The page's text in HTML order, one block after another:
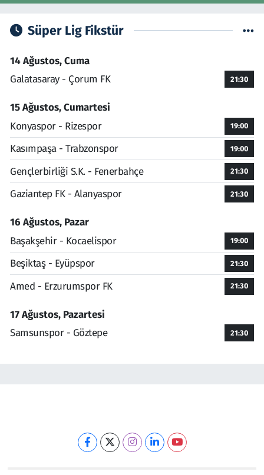
Süper Lig Fikstür
14 Ağustos, Cuma
Galatasaray - Çorum FK
21:30
15 Ağustos, Cumartesi
Konyaspor - Rizespor
19:00
Kasımpaşa - Trabzonspor 19:00
Gençlerbirliği S.K. - Fenerbahçe 21:30
Gaziantep FK - Alanyaspor 21:30
16 Ağustos, Pazar
Başakşehir - Kocaelispor
19:00
Beşiktaş - Eyüpspor 21:30
Amed - Erzurumspor FK 21:30
17 Ağustos, Pazartesi
Samsunspor - Göztepe
21:30